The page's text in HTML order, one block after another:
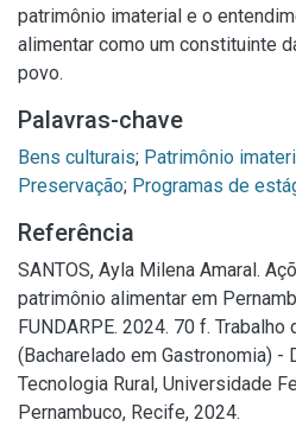
patrimônio imaterial e o
alimentar como um constituinte
povo.
Palavras-chave
Bens culturais; Patrimônio
Preservação; Programas de
Referência
SANTOS, Ayla Milena Amaral.
patrimônio alimentar em
FUNDARPE. 2024. 70 f.
(Bacharelado em Gastronomia) -
Tecnologia Rural, Universidade
Pernambuco, Recife, 2024.